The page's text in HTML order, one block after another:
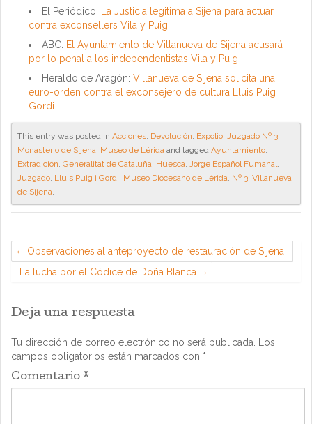
El Periódico: La Justicia legitima a Sijena para actuar
contra exconsellers Vila y Puig
ABC: El Ayuntamiento de Villanueva de Sijena acusará
por lo penal a los independentistas Vila y Puig
Heraldo de Aragón: Villanueva de Sijena solicita una
euro-orden contra el exconsejero de cultura Lluis Puig
Gordi
This entry was posted in Acciones, Devolución, Expolio, Juzgado Nº 3,
Monasterio de Sijena, Museo de Lérida and tagged Ayuntamiento,
Extradición, Generalitat de Cataluña, Huesca, Jorge Español Fumanal,
Juzgado, Lluis Puig i Gordi, Museo Diocesano de Lérida, Nº 3, Villanueva
de Sijena.
Observaciones al anteproyecto de restauración de Sijena
La lucha por el Códice de Doña Blanca
Deja una respuesta
Tu dirección de correo electrónico no será publicada. Los
campos obligatorios están marcados con *
Comentario *